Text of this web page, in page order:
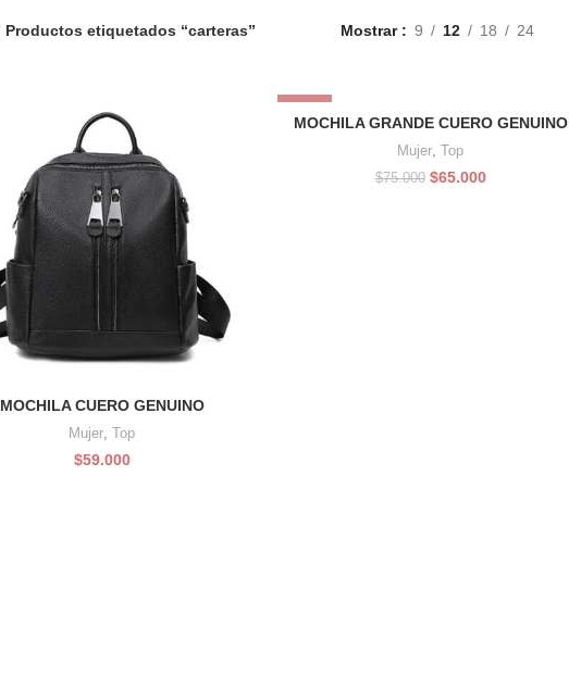
Productos etiquetados “carteras” Mostrar 9 12 18 24
MOCHILA CUERO GENUINO
Mujer,Top
$59.000
MOCHILA GRANDE CUERO GENUINO
Mujer,Top
$75.000 El
$65.000El